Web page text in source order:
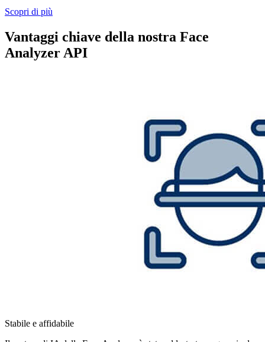
Scopri di più
Vantaggi chiave della nostra Face
Analyzer API
Stabile e affidabile